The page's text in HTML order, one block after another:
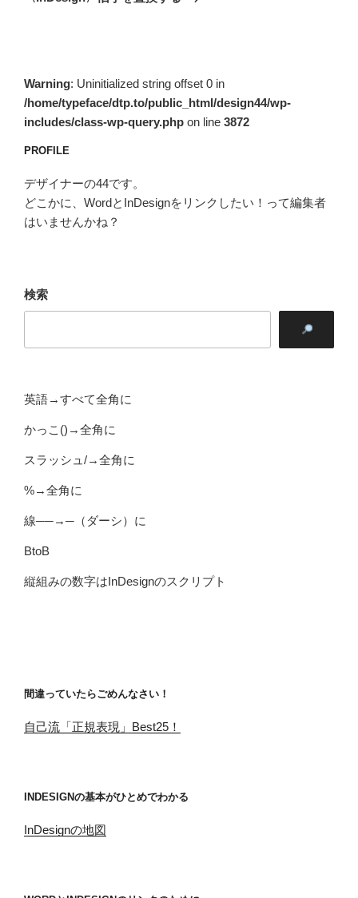
ン
Warning: Uninitialized string offset 0 in
/home/typeface/dtp.to/public_html/design44/wp-
includes/class-wp-query.php on line 3872
PROFILE
デザイナーの44です。
どこかに、WordとInDesignをリンクしたい！って編集者
はいませんかね？
検索
英語→すべて全角に
かっこ()→全角に
スラッシュ/→全角に
%→全角に
線──→─（ダーシ）に
BtoB
縦組みの数字はInDesignのスクリプト
間違っていたらごめんなさい！
自己流「正規表現」Best25！
INDESIGNの基本がひとめでわかる
InDesignの地図